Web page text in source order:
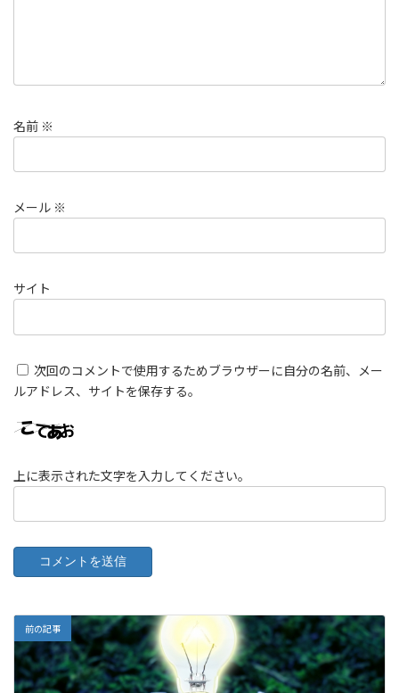
名前 ※
メール ※
サイト
次回のコメントで使用するためブラウザーに自分の名前、メー
ルアドレス、サイトを保存する。
上に表示された文字を入力してください。
前の記事